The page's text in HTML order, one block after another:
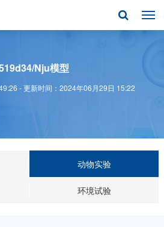
Nju模型
- 更新时间：2024年06月29日 15:22
动物实验
环境试验